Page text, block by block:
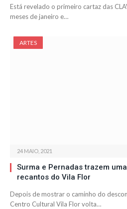
Está revelado o primeiro cartaz das
meses de janeiro e…
ARTES
24 MAIO, 2021
Surma e Pernadas trazem
recantos do Vila Flor
Depois de mostrar o caminho do
Centro Cultural Vila Flor volta…